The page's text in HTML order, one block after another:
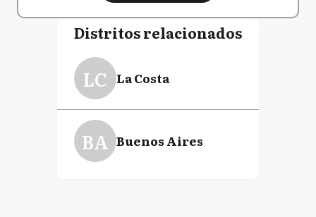
Distritos relacionados
LC La Costa
BA Buenos Aires